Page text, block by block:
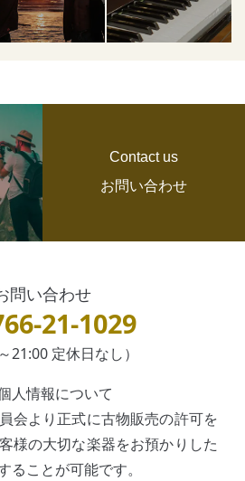
Contact us
お問い合わせ
問い合わせ
21-1029
21:00 定休日なし）
人情報について
会より正式に古物販売の許可を
様の大切な楽器をお預かりした
ることが可能です。